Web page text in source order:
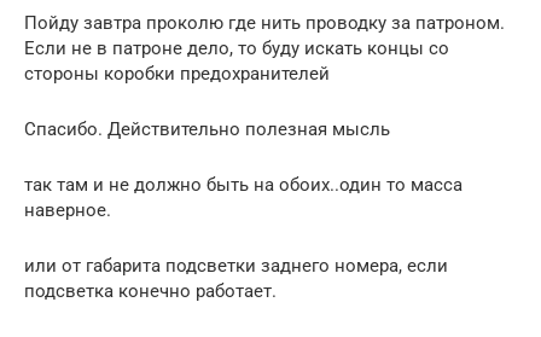
Пойду завтра проколю где нить проводку за патроном.
Если не в патроне дело, то буду искать концы со
стороны коробки предохранителей
Спасибо. Действительно полезная мысль
так там и не должно быть на обоих..один то масса
наверное.
или от габарита подсветки заднего номера, если
подсветка конечно работает.